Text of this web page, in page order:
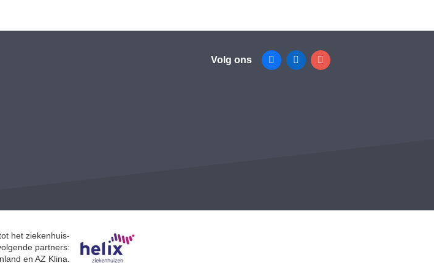
Volg ons FacebookLinkedinInstagram
het ziekenhuis-
partners:
en AZ Klina.